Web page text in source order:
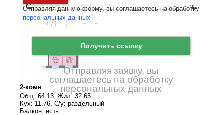
Санкт-Петербург иЛенинградская область
Войти Забыли пароль
Ещё нет аккаунта?
Зарегистрироваться
2-комн
Общ: 64.13, Жил: 32.65
Кух: 11.76, С/у: раздельный
Балкон: есть
Получить ссылку
Отправляя заявку, вы
соглашаетесь на обработку
персональных данных
Отправляя данную форму, вы соглашаетесь на обработку
персональных данных